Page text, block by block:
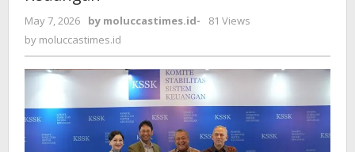
May 7, 2026 by moluccastimes.id-
81 Views
by moluccastimes.id